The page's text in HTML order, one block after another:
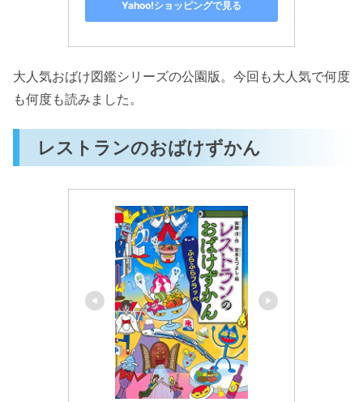
Yahoo!ショッピングで見る
大人気おばけ図鑑シリーズの公園版。今回も大人気で何度
も何度も読みました。
レストランのおばけずかん